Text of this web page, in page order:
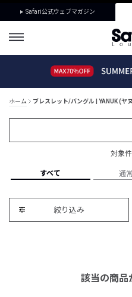
Safari公式ウェブマガジン
ホーム ブレスレット/バングル | YANUK (ヤ
対象
すべて 通
絞り込み
該当の商品